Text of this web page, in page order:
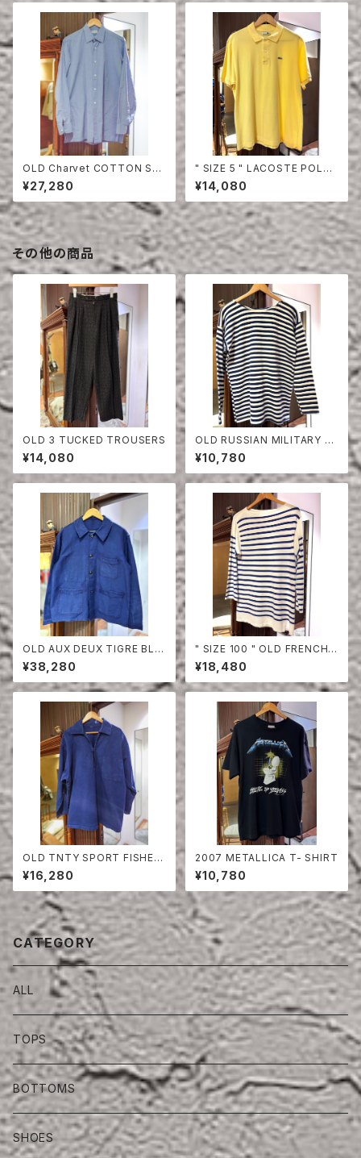
OLD Charvet COTTON SHI
RT
¥27,280
" SIZE 5 " LACOSTE POLO
SHIRT YELLOW
¥14,080
その他の商品
OLD 3 TUCKED TROUSERS
¥14,080
OLD RUSSIAN MILITARY B
ORDER CUT-SEW
¥10,780
OLD AUX DEUX TIGRE BLU
E MOLESKIN JACKET
¥38,280
" SIZE 100 " OLD FRENCH
NAVY BORDER CUT-SEW
¥18,480
OLD TNTY SPORT FISHER
MAN SMOCK
¥16,280
2007 METALLICA T- SHIRT
¥10,780
CATEGORY
ALL
TOPS
BOTTOMS
SHOES